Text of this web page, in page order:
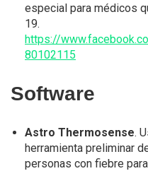
especial para médicos
19.
https://
80102115
Software
Astro Thermosense.
herramienta preliminar
personas con fiebre